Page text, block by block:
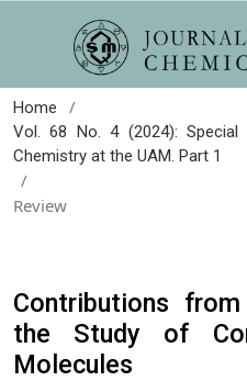
Home /
Vol. 68 No. 4 (2024):
Chemistry at the UAM. Part 1
/
Review
Contributions
the Study of
Molecules